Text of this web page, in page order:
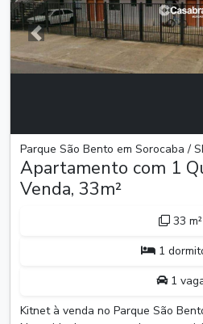
Anterior
Parque São Bento em Sorocaba /
Apartamento com 1
Venda, 33m²
33 m²
1
1
Kitnet à venda no Parque São